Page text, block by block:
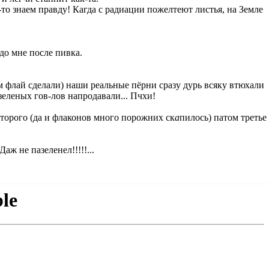
знаем правду! Кагда с радиации пожелтеют листья, на Земле
мне после пивка.
сделали) наши реальные пёрни сразу дурь всяку втюхали
гов-лов напродавали... Пчхи!
(да и флаконов много порожних скапилось) патом третье
не пазеленел!!!!!...